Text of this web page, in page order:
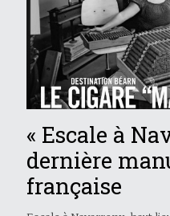
« Escale à
dernière
française